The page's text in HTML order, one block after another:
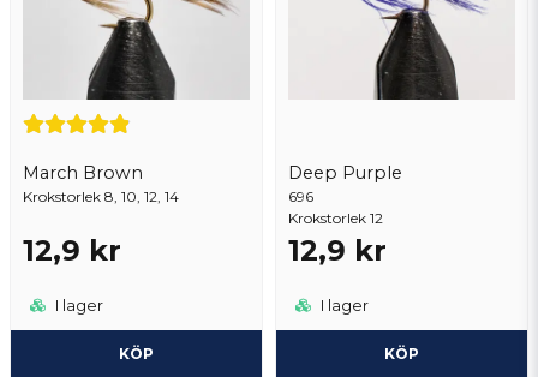
March Brown
Krokstorlek 8, 10, 12, 14
12,9 kr
I lager
KÖP
Deep Purple
696
Krokstorlek 12
12,9 kr
I lager
KÖP